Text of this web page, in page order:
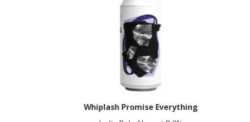
Whiplash Promise Everything